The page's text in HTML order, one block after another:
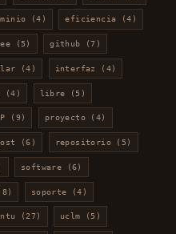
(4) eficiencia (4)
(5) github (7)
(4) interfaz (4)
(4) libre (5)
(9) proyecto (4)
(6) repositorio (5)
software (6)
soporte (4)
(27) uclm (5)